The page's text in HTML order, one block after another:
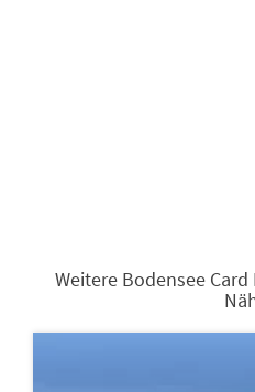
Weitere Bodensee